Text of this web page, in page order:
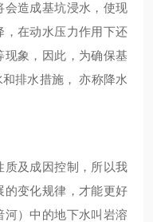
会造成基坑浸水，使现
，在动水压力作用下还
象，因此，为确保基
排水措施， 亦称降水
质及成因控制，所以我
的变化规律，才能更好
）中的地下水叫岩溶